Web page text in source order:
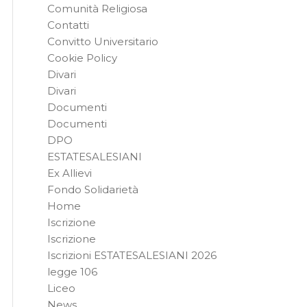
Comunità Religiosa
Contatti
Convitto Universitario
Cookie Policy
Divari
Divari
Documenti
Documenti
DPO
ESTATESALESIANI
Ex Allievi
Fondo Solidarietà
Home
Iscrizione
Iscrizione
Iscrizioni ESTATESALESIANI 2026
legge 106
Liceo